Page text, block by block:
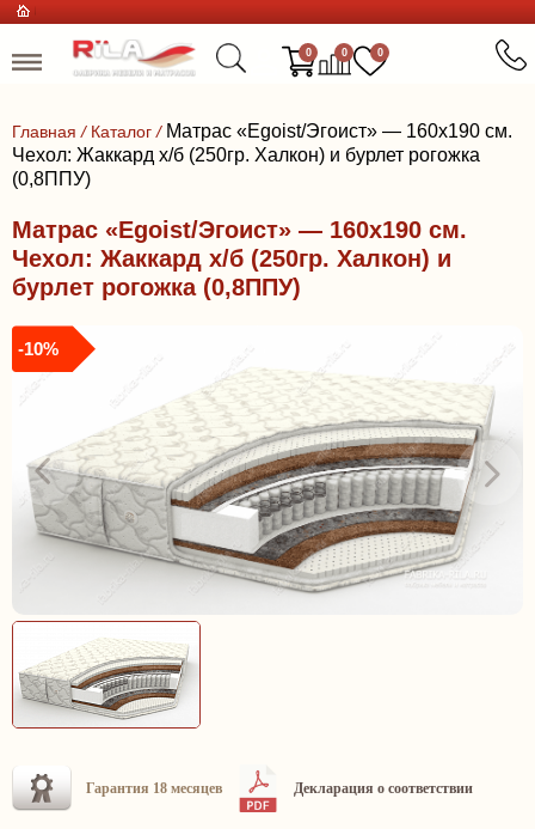
0 0 0
Главная / Каталог / Матрас «Egoist/Эгоист» — 160x190 см.
Чехол: Жаккард х/б (250гр. Халкон) и бурлет рогожка
(0,8ППУ)
Матрас «Egoist/Эгоист» — 160x190 см.
Чехол: Жаккард х/б (250гр. Халкон) и
бурлет рогожка (0,8ППУ)
-10%
Гарантия 18 месяцев Декларация о соответствии